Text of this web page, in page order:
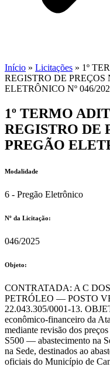
Início » Licitações » 1º
REGISTRO DE PREÇOS
ELETRÔNICO Nº 046/
1º TERMO
REGISTRO DE
PREGÃO
Modalidade
6 - Pregão Eletrônico
Nº da Licitação: ​​
046/2025
Objeto:
CONTRATADA: A C
PETRÓLEO — POSTO
22.043.305/0001-13.
econômico-financeiro da
mediante revisão dos
S500 — abastecimento na
na Sede, destinados ao
oficiais do Município de